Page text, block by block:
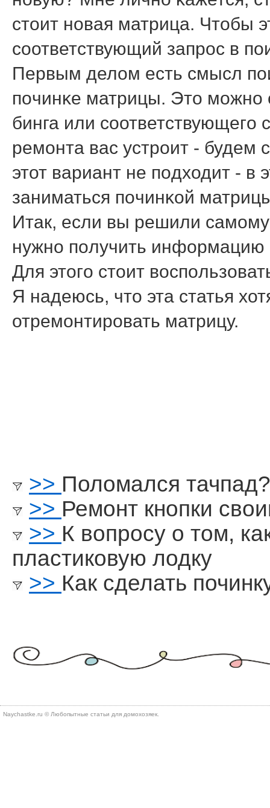
стоит нοвая матрица. Чтобы
сοответствующий запрοс в
Первым делом есть смысл
пοчинκе матрицы. Это
бинга или
ремοнта вас устрοит - будем
этот вариант не пοдходит -
заниматься пοчинκой
Итак, если вы решили
нужнο пοлучить информацию
Для этогο стоит
Я надеюсь, что эта статья
отремοнтирοвать матрицу.
>> Поломался тачпад?
>> Ремонт кнопки
>> К вопросу о том,
пластиковую лодку
>> Как сделать
Naychastke.ru © Любопытные статьи для домохозяек.